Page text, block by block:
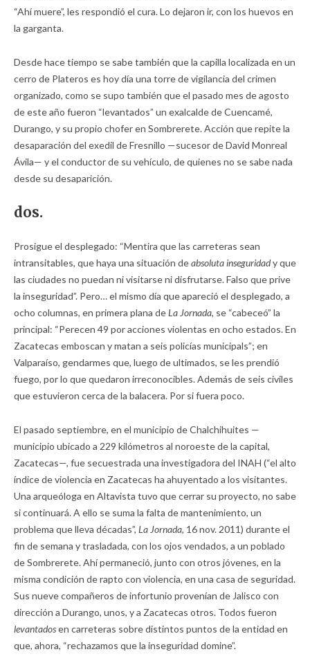
“Ahí muere”, les respondió el cura. Lo dejaron ir, con los huevos en
la garganta.
Desde hace tiempo se sabe también que la capilla localizada en un
cerro de Plateros es hoy día una torre de vigilancia del crimen
organizado, como se supo también que el pasado mes de agosto
de este año fueron “levantados” un exalcalde de Cuencamé,
Durango, y su propio chofer en Sombrerete. Acción que repite la
desaparación del exedil de Fresnillo —sucesor de David Monreal
Ávila— y el conductor de su vehículo, de quienes no se sabe nada
desde su desaparición.
dos.
Prosigue el desplegado: “Mentira que las carreteras sean
intransitables, que haya una situación deabsoluta inseguridady que
las ciudades no puedan ni visitarse ni disfrutarse. Falso que prive
la inseguridad”. Pero… el mismo día que apareció el desplegado, a
ocho columnas, en primera plana deLa Jornada, se “cabeceó” la
principal: “Perecen 49 por acciones violentas en ocho estados. En
Zacatecas emboscan y matan a seis policías municipals”; en
Valparaíso, gendarmes que, luego de ultimados, se les prendió
fuego, por lo que quedaron irreconocibles. Además de seis civiles
que estuvieron cerca de la balacera. Por si fuera poco.
El pasado septiembre, en el municipio de Chalchihuites —
municipio ubicado a 229 kilómetros al noroeste de la capital,
Zacatecas—, fue secuestrada una investigadora del INAH (“el alto
índice de violencia en Zacatecas ha ahuyentado a los visitantes.
Una arqueóloga en Altavista tuvo que cerrar su proyecto, no sabe
si continuará. A ello se suma la falta de mantenimiento, un
problema que lleva décadas”, La Jornada, 16 nov. 2011) durante el
fin de semana y trasladada, con los ojos vendados, a un poblado
de Sombrerete. Ahí permaneció, junto con otros jóvenes, en la
misma condición de rapto con violencia, en una casa de seguridad.
Sus nueve compañeros de infortunio provenían de Jalisco con
dirección a Durango, unos, y a Zacatecas otros. Todos fueron
levantadosen carreteras sobre distintos puntos de la entidad en
que, ahora, “rechazamos que la inseguridad domine”.